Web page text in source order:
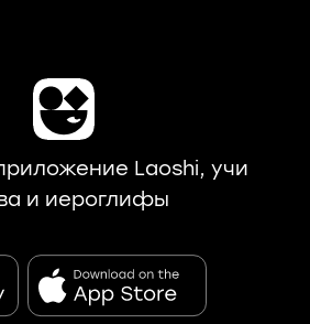
Laoshi, учи
и иероглифы